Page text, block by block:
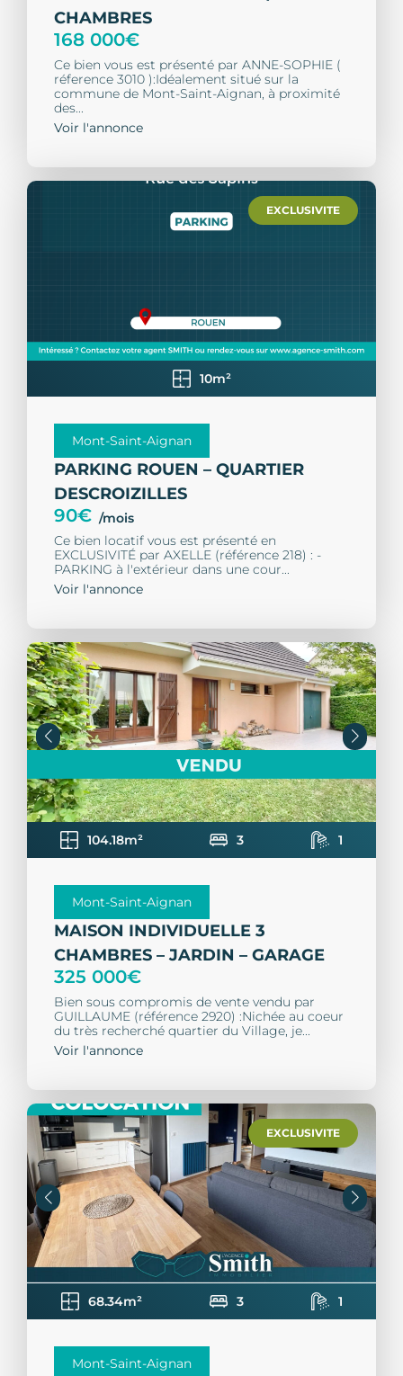
CHAMBRES
168 000€
Ce bien vous est présenté par ANNE-SOPHIE (
réference 3010 ):Idéalement situé sur la
commune de Mont-Saint-Aignan, à proximité
des...
Voir l'annonce
EXCLUSIVITE
10m²
Mont-Saint-Aignan
PARKING ROUEN – QUARTIER
DESCROIZILLES
90€ /mois
Ce bien locatif vous est présenté en
EXCLUSIVITÉ par AXELLE (référence 218) : -
PARKING à l'extérieur dans une cour...
Voir l'annonce
104.18m² 3 1
Mont-Saint-Aignan
MAISON INDIVIDUELLE 3
CHAMBRES – JARDIN – GARAGE
325 000€
Bien sous compromis de vente vendu par
GUILLAUME (référence 2920) :Nichée au coeur
du très recherché quartier du Village, je...
Voir l'annonce
EXCLUSIVITE
68.34m² 3 1
Mont-Saint-Aignan